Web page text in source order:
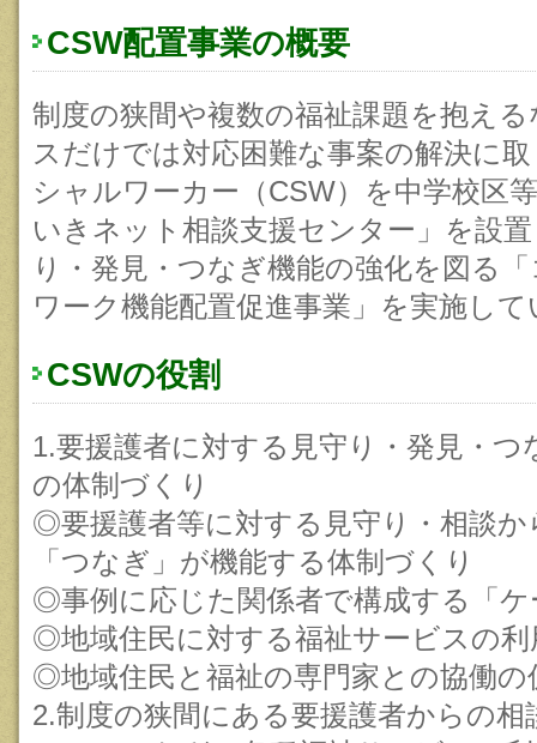
CSW配置事業の概要
制度の狭間や複数の福祉課題を抱え
スだけでは対応困難な事案の解決に
シャルワーカー（CSW）を中学校区
いきネット相談支援センター」を設
り・発見・つなぎ機能の強化を図る
ワーク機能配置促進事業」を実施し
CSWの役割
1.要援護者に対する見守り・発見・
の体制づくり
◎要援護者等に対する見守り・相談
「つなぎ」が機能する体制づくり
◎事例に応じた関係者で構成する「ケ
◎地域住民に対する福祉サービスの利
◎地域住民と福祉の専門家との協働の
2.制度の狭間にある要援護者からの